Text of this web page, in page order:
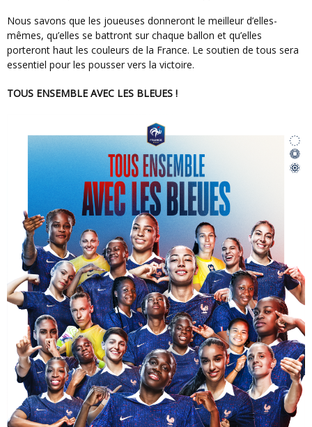
Nous savons que les joueuses donneront le meilleur d’elles-
mêmes, qu’elles se battront sur chaque ballon et qu’elles
porteront haut les couleurs de la France. Le soutien de tous sera
essentiel pour les pousser vers la victoire.
TOUS ENSEMBLE AVEC LES BLEUES !